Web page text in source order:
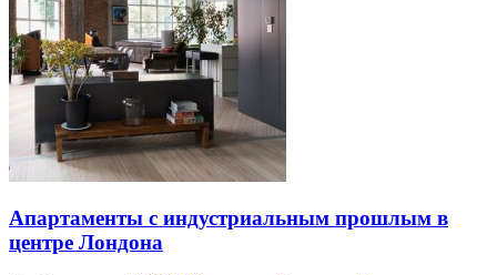
Апартаменты с индустриальным прошлым в
центре Лондона